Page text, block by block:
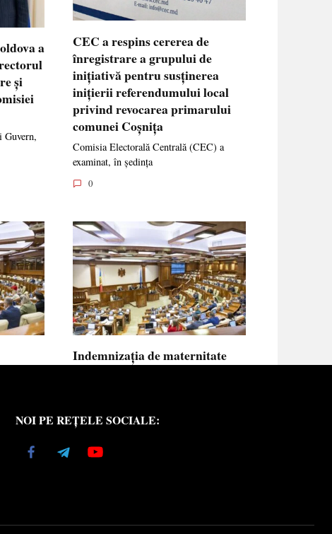
a
și
Guvern,
CEC a respins cererea de
înregistrare a grupului de
inițiativă pentru susținerea
inițierii referendumului local
privind revocarea primarului
comunei Coșnița
Comisia Electorală Centrală (CEC) a
examinat, în ședința
0
de medici
Indemnizația de maternitate
copilului
Indemnizația de maternitate pentru femeile
necăsătorite
NOI PE REȚELE SOCIALE: